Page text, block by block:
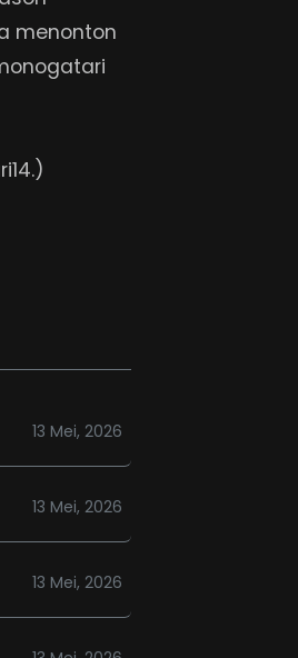
menonton
13 Mei, 2026
13 Mei, 2026
13 Mei, 2026